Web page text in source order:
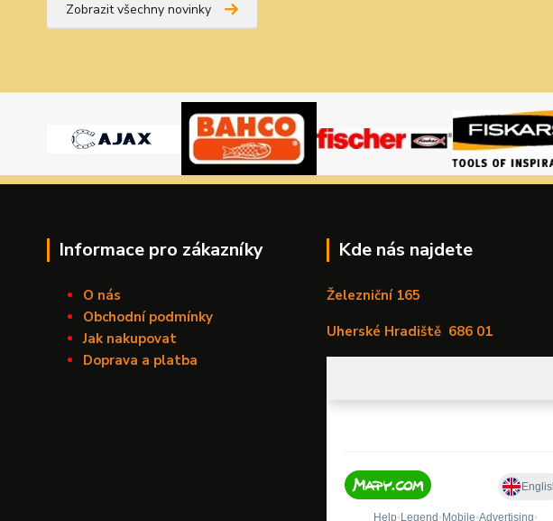
Zobrazit všechny novinky
Informace pro zákazníky
O nás
Obchodní podmínky
Jak nakupovat
Doprava a platba
Kde nás najdete
Železniční 165
Uherské Hradiště 686 01